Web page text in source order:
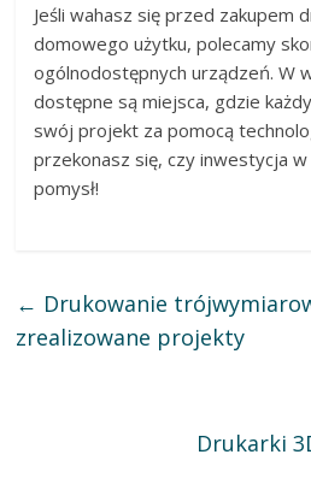
Jeśli wahasz się przed zakupem
domowego użytku, polecamy
ogólnodostępnych urządzeń. W
dostępne są miejsca, gdzie
swój projekt za pomocą
przekonasz się, czy inwestycja
pomysł!
← Drukowanie
zrealizowane projekty
Drukarki